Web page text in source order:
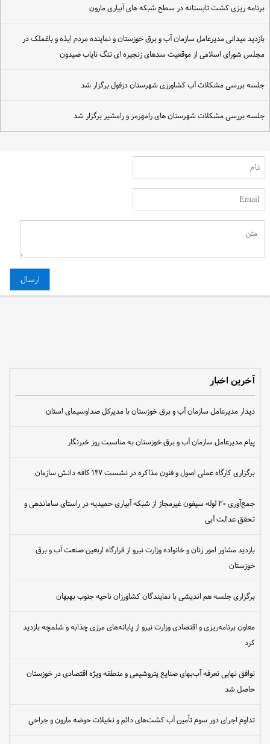
برنامه ریزی کشت تابستانه در سطح شبکه های آبیاری مارون
بازدید میدانی مدیرعامل سازمان آب و برق خوزستان و نماینده مردم ایذه و باغملک در
مجلس شورای اسلامی از موقعیت سدهای زنجیره ای تنگ نایاب صیدون
جلسه بررسی مشکلات آب کشاورزی شهرستان دزفول برگزار شد
جلسه بررسی مشکلات شهرستان های رامهرمز و رامشیر برگزار شد
آخرین اخبار
دیدار مدیرعامل سازمان آب و برق خوزستان با مدیرکل صداوسیمای استان
پیام مدیرعامل سازمان آب و برق خوزستان به مناسبت روز خبرنگار
برگزاری کارگاه عملی اصول و فنون مذاکره در نشست ۱۴۷ کافه دانش سازمان
جمع‌آوری ۳۰ لوله سیفون غیرمجاز از شبکه آبیاری حمیدیه در راستای ساماندهی و
تحقق عدالت آبی
بازدید مشاور امور زنان و خانواده وزارت نیرو از قرارگاه اربعین صنعت آب و برق
خوزستان
برگزاری جلسه هم اندیشی با نمایندگان کشاورزان ناحیه جنوب بهبهان
معاون برنامه‌ریزی و اقتصادی وزارت نیرو از پایانه‌های مرزی چذابه و شلمچه بازدید
کرد
توافق نهایی تعرفه آب‌بهای صنایع پتروشیمی و منطقه ویژه اقتصادی در خوزستان
حاصل شد
تداوم اجرای دور سوم تأمین آب کشت‌های دائم و نخیلات حوضه مارون و جراحی